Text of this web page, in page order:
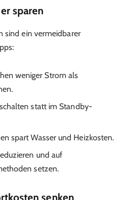
sparen
sind ein vermeidbarer
weniger Strom als
statt im Standby-
spart Wasser und Heizkosten.
und auf
setzen.
senken